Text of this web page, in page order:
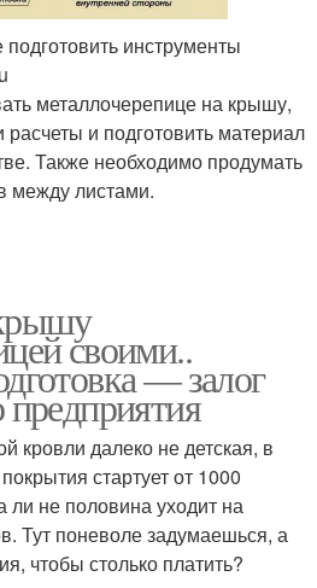
инструменты
металлочерепице на крышу,
и подготовить материал
Также необходимо продумать
между листами.
своими..
— залог
кровли далеко не детская, в
стартует от 1000
ли не половина уходит на
Тут поневоле задумаешься, а
чтобы столько платить?